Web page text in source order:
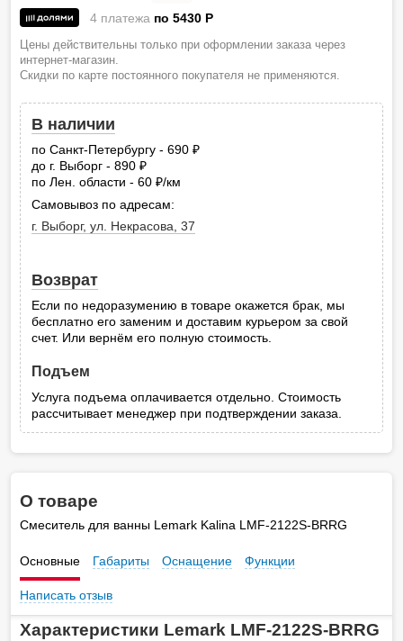
4 платежа по 5430 P
Цены действительны только при оформлении заказа через
интернет-магазин.
Скидки по карте постоянного покупателя не применяются.
В наличии
по Санкт-Петербургу - 690
до г. Выборг - 890
по Лен. области - 60
руб.
/км
Самовывоз по адресам:
г. Выборг, ул. Некрасова, 37
Возврат
Если по недоразумению в товаре окажется брак, мы
бесплатно его заменим и доставим курьером за свой
счет. Или вернём его полную стоимость.
Подъем
Услуга подъема оплачивается отдельно. Стоимость
рассчитывает менеджер при подтверждении заказа.
О товаре
Смеситель для ванны Lemark Kalina LMF-2122S-BRRG
Основные Габариты Оснащение Функции
Написать отзыв
Характеристики Lemark LMF-2122S-BRRG